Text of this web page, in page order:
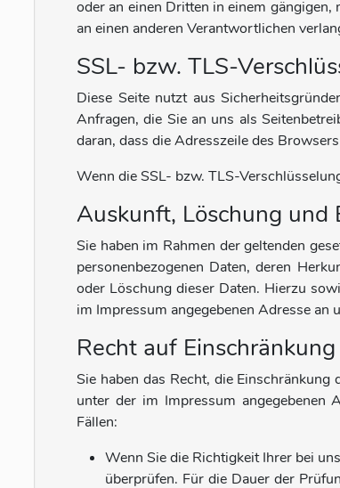
oder an einen Dritten in einem
an einen anderen Verantwortlichen
SSL- bzw. TLS-
Diese Seite nutzt aus
Anfragen, die Sie an uns als
daran, dass die Adresszeile des
Wenn die SSL- bzw. TLS-
Auskunft, Löschung und
Sie haben im Rahmen der geltenden
personenbezogenen Daten, deren
oder Löschung dieser Daten. Hierzu
im Impressum angegebenen Adresse an
Recht auf
Sie haben das Recht, die
unter der im Impressum angegebenen
Fällen:
Wenn Sie die Richtigkeit Ihrer bei
überprüfen. Für die Dauer der